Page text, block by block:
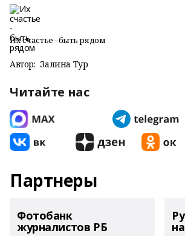
Их счастье - быть рядом
Автор: Залина Тур
Читайте нас
Партнеры
Фотобанк
журналистов РБ